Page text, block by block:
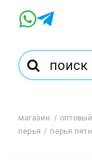
Результат
поиска:
Магазин
магазин
перья
перья